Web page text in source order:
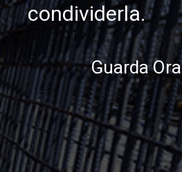
condividerla.
Guarda Ora